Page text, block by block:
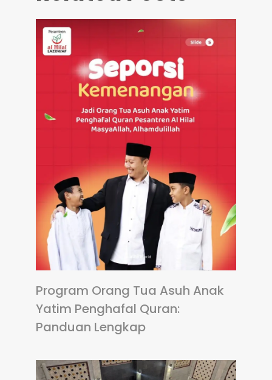
Program Orang Tua Asuh Anak
Yatim Penghafal Quran:
Panduan Lengkap